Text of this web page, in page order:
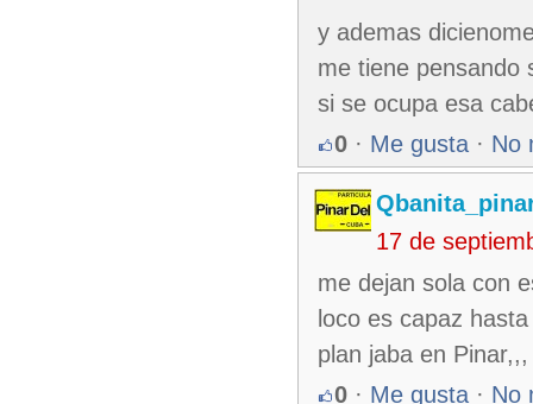
y ademas
me tiene pensando
si se ocupa esa
0 · Me gusta · No
17 de
me dejan sola con
loco es capaz
plan jaba en Pinar,,,
0 · Me gusta · No